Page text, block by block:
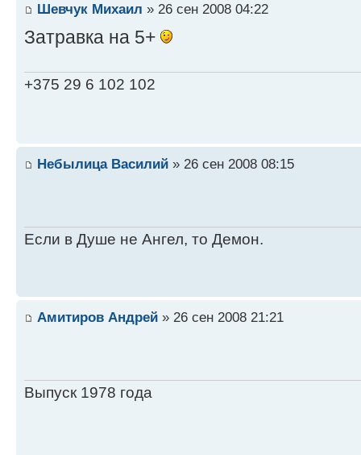
Шевчук Михаил » 26 сен 2008 04:22
Затравка на 5+
+375 29 6 102 102
Небылица Василий » 26 сен 2008 08:15
Если в Душе не Ангел, то Демон.
Амитиров Андрей » 26 сен 2008 21:21
Выпуск 1978 года